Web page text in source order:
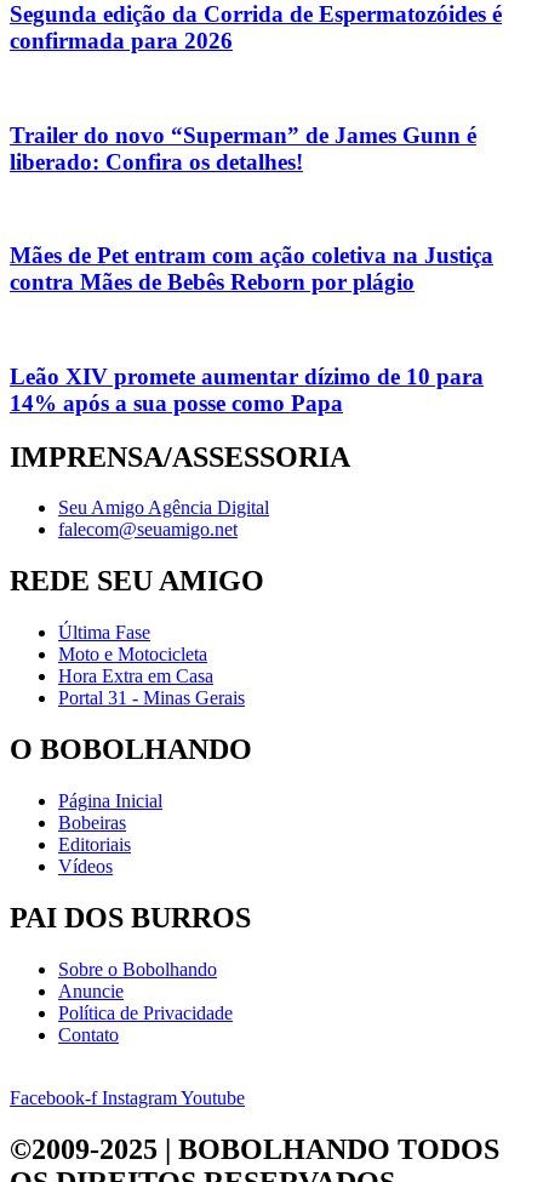
Segunda edição da Corrida de Espermatozóides é
confirmada para 2026
Trailer do novo “Superman” de James Gunn é
liberado: Confira os detalhes!
Mães de Pet entram com ação coletiva na Justiça
contra Mães de Bebês Reborn por plágio
Leão XIV promete aumentar dízimo de 10 para
14% após a sua posse como Papa
IMPRENSA/ASSESSORIA
Seu Amigo Agência Digital
falecom@seuamigo.net
REDE SEU AMIGO
Última Fase
Moto e Motocicleta
Hora Extra em Casa
Portal 31 - Minas Gerais
O BOBOLHANDO
Página Inicial
Bobeiras
Editoriais
Vídeos
PAI DOS BURROS
Sobre o Bobolhando
Anuncie
Política de Privacidade
Contato
Facebook-f InstagramYoutube
©2009-2025 | BOBOLHANDO TODOS